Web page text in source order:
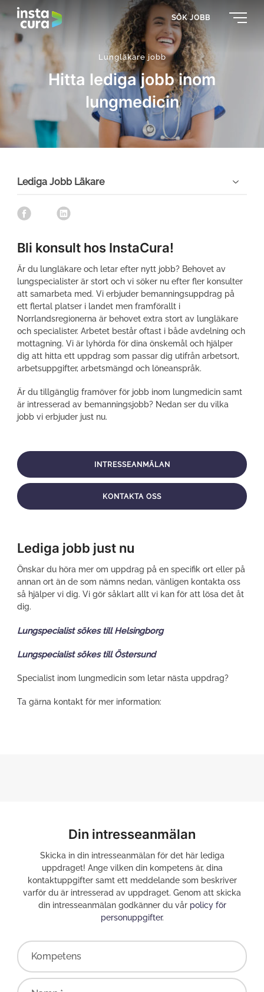
SÖK JOBB
Lungläkare jobb
Hitta lediga jobb inom
lungmedicin
Lediga Jobb Läkare
s
a
r
e
o
n
f
a
c
e
b
o
k
r
e
o
n
x
s
r
e
o
n
l
i
n
k
e
d
n
Bli konsult hos InstaCura!
Är du lungläkare och letar efter nytt jobb? Behovet av
lungspecialister är stort och vi söker nu efter fler konsulter
att samarbeta med. Vi erbjuder bemanningsuppdrag på
ett flertal platser i landet men framförallt i
Norrlandsregionerna är behovet extra stort av lungläkare
och specialister. Arbetet består oftast i både avdelning och
mottagning. Vi är lyhörda för dina önskemål och hjälper
dig att hitta ett uppdrag som passar dig utifrån arbetsort,
arbetsuppgifter, arbetsmängd och löneanspråk.
Är du tillgänglig framöver för jobb inom lungmedicin samt
är intresserad av bemanningsjobb? Nedan ser du vilka
jobb vi erbjuder just nu.
INTRESSEANMÄLAN
KONTAKTA OSS
Lediga jobb just nu
Önskar du höra mer om uppdrag på en specifik ort eller på
annan ort än de som nämns nedan, vänligen kontakta oss
så hjälper vi dig. Vi gör såklart allt vi kan för att lösa det åt
dig.
Lungspecialist sökes till Helsingborg
Lungspecialist sökes till Östersund
Specialist inom lungmedicin som letar nästa uppdrag?
Ta gärna kontakt för mer information:
Din intresseanmälan
Skicka in din intresseanmälan för det här lediga
uppdraget! Ange vilken din kompetens är, dina
kontaktuppgifter samt ett meddelande som beskriver
varför du är intresserad av uppdraget. Genom att skicka
din intresseanmälan godkänner du vår policy för
personuppgifter.
Kompetens